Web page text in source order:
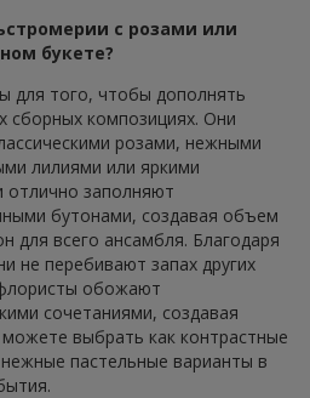
с розами или
букете?
для того, чтобы дополнять
сборных композициях. Они
розами, нежными
лилиями или яркими
отлично заполняют
бутонами, создавая объем
для всего ансамбля. Благодаря
не перебивают запах других
обожают
сочетаниями, создавая
выбрать как контрастные
пастельные варианты в